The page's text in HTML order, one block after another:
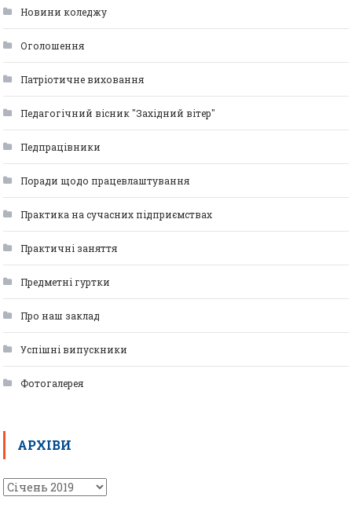
Новини коледжу
Оголошення
Патріотичне виховання
Педагогічний вісник "Західний вітер"
Педпрацівники
Поради щодо працевлаштування
Практика на сучасних підприємствах
Практичні заняття
Предметні гуртки
Про наш заклад
Успішні випускники
Фотогалерея
АРХІВИ